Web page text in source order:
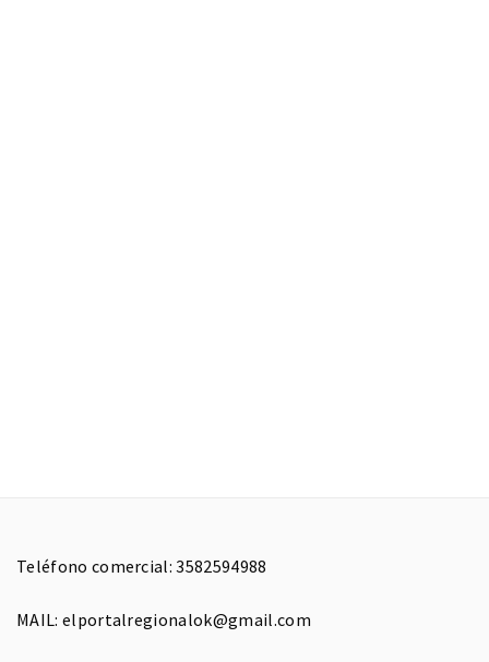
Teléfono comercial: 3582594988
MAIL: elportalregionalok@gmail.com